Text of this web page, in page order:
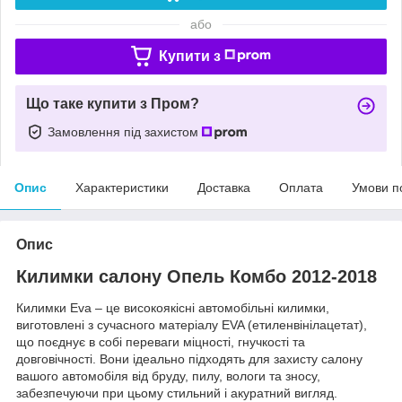
або
Купити з
Що таке купити з Пром?
Замовлення під захистом
Опис Характеристики Доставка Оплата Умови
Опис
Килимки салону Опель Комбо 2012-2018
Килимки Eva – це високоякісні автомобільні килимки,
виготовлені з сучасного матеріалу EVA (етиленвінілацетат),
що поєднує в собі переваги міцності, гнучкості та
довговічності. Вони ідеально підходять для захисту салону
вашого автомобіля від бруду, пилу, вологи та зносу,
забезпечуючи при цьому стильний і акуратний вигляд.